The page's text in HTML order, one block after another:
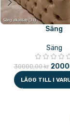
Säng
Säng
30000,00kr
LÄGG TILL I